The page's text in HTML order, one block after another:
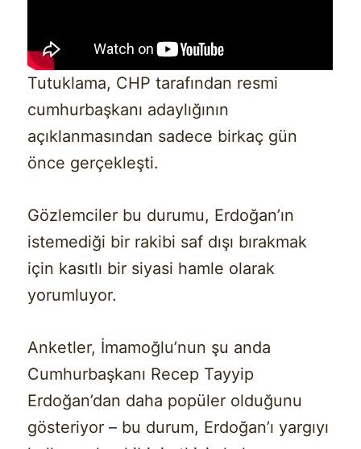
Tutuklama, CHP tarafından resmi
cumhurbaşkanı adaylığının
açıklanmasından sadece birkaç gün
önce gerçekleşti.
Gözlemciler bu durumu, Erdoğan’ın
istemediği bir rakibi saf dışı bırakmak
için kasıtlı bir siyasi hamle olarak
yorumluyor.
Anketler, İmamoğlu’nun şu anda
Cumhurbaşkanı Recep Tayyip
Erdoğan’dan daha popüler olduğunu
gösteriyor – bu durum, Erdoğan’ı yargıyı